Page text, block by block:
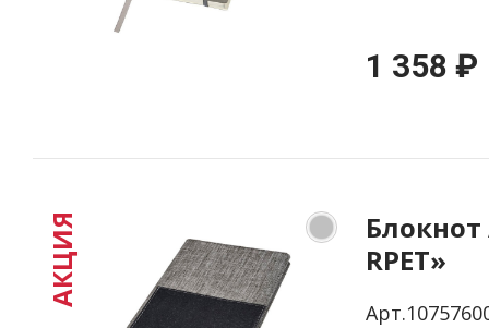
1 358 ₽
RPET»
АКЦИЯ